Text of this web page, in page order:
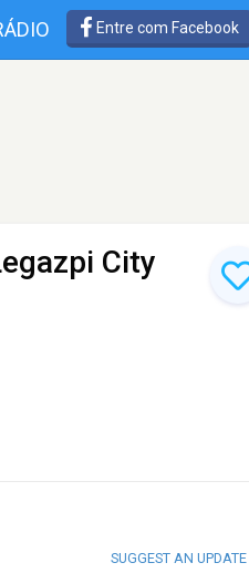
Entre com Facebook
City
SUGGEST AN UPDATE